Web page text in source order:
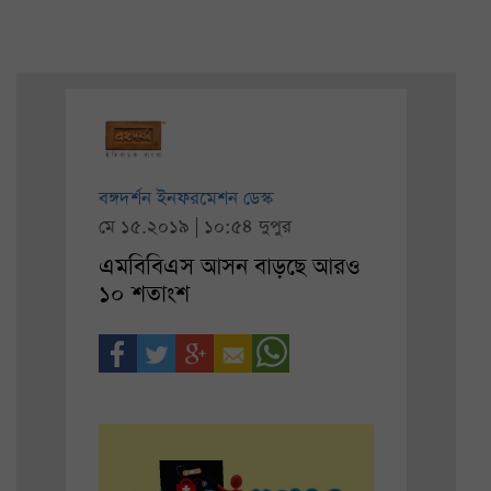
বঙ্গদর্শন ইনফরমেশন ডেস্ক
মে ১৫.২০১৯ | ১০:৫৪ দুপুর
এমবিবিএস আসন বাড়ছে আরও
১০ শতাংশ